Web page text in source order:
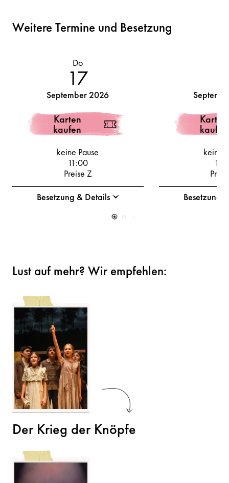
Weitere Termine und Besetzung
Do
17
September 2026
Karten
kaufen
keine Pause
11:00
Preise Z
Besetzung & Details
Karten
kaufen
keine
Besetzung
Lust auf mehr? Wir empfehlen:
Der Krieg der Knöpfe